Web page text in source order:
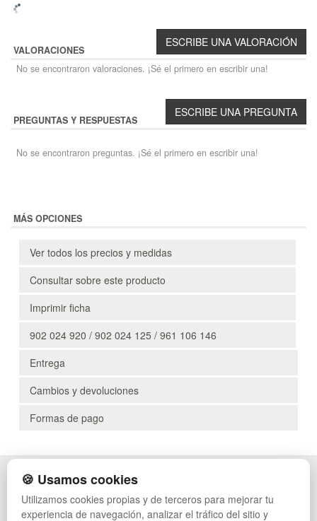
VALORACIONES
No se encontraron valoraciones. ¡Sé el primero en escribir una!
PREGUNTAS Y RESPUESTAS
No se encontraron preguntas. ¡Sé el primero en escribir una!
MÁS OPCIONES
Ver todos los precios y medidas
Consultar sobre este producto
Imprimir ficha
902 024 920 / 902 024 125 / 961 106 146
Entrega
Cambios y devoluciones
Formas de pago
POLÍTICA DE PRIVACIDAD
CONDICIONES DE USO
CAMBIOS Y DEVOLUCIONES
PALETS DE PLÁSTICO
MANUTENCIÓN
🍪 Usamos cookies
Utilizamos cookies propias y de terceros para mejorar tu
experiencia de navegación, analizar el tráfico del sitio y